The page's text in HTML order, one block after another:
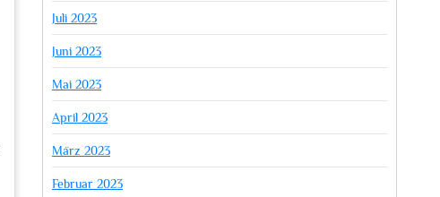
Juli 2023
Juni 2023
Mai 2023
April 2023
März 2023
Februar 2023